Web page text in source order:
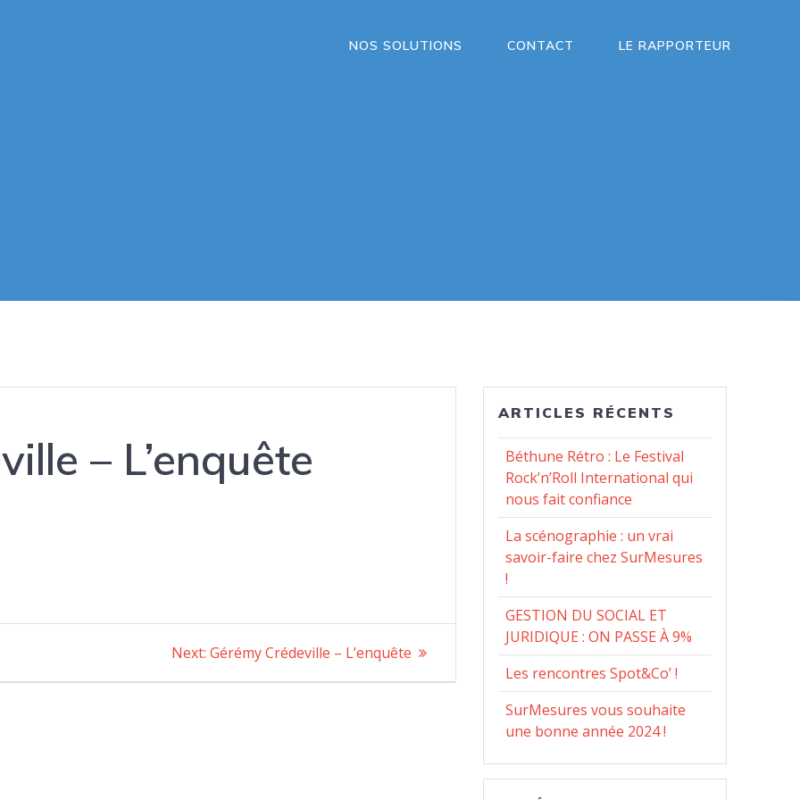
NOS SOLUTIONS CONTACT LE RAPPORTEUR
– L’enquête
Next: Next
Gérémy Crédeville – L’enquête
ARTICLES RÉCENTS
Béthune Rétro : Le Festival
Rock’n’Roll International qui
nous fait confiance
La scénographie : un vrai
savoir-faire chez SurMesures
!
GESTION DU SOCIAL ET
JURIDIQUE : ON PASSE À 9%
Les rencontres Spot&Co’ !
SurMesures vous souhaite
une bonne année 2024 !